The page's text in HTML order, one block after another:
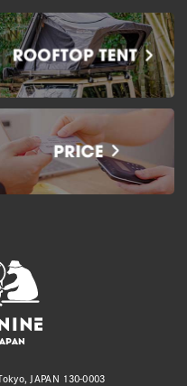
JAPAN 130-0003